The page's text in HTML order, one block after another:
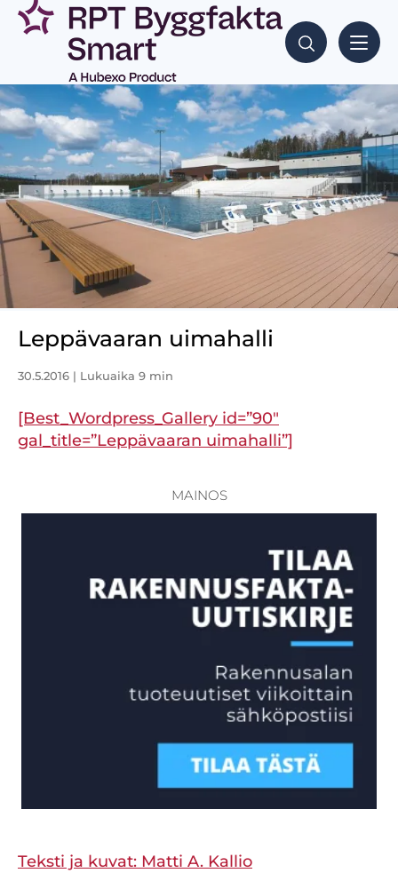
Leppävaaran uimahalli
30.5.2016 | Lukuaika 9 min
[Best_Wordpress_Gallery id=”90″
gal_title=”Leppävaaran uimahalli”]
Teksti ja kuvat: Matti A. Kallio